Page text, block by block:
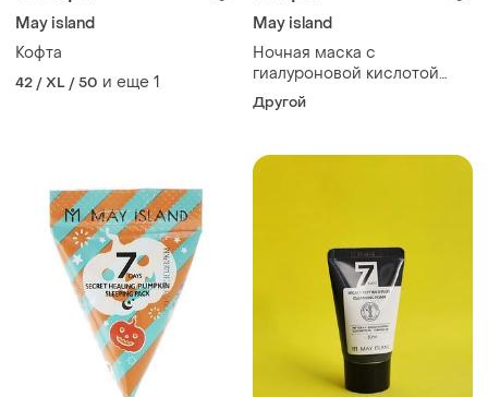
May island
Кофта
42 / XL / 50 и еще 1
May island
Ночная маска с
гиалуроновой кислотой
may island 7 days secret
deep water sleeping mask
Другой